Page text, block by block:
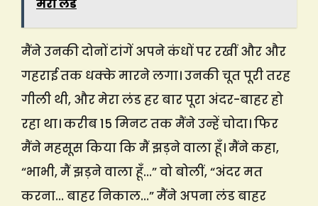
मेरा लंड
मैंने उनकी दोनों टांगें अपने कंधों पर रखीं और और
गहराई तक धक्के मारने लगा। उनकी चूत पूरी तरह
गीली थी, और मेरा लंड हर बार पूरा अंदर-बाहर हो
रहा था। करीब 15 मिनट तक मैंने उन्हें चोदा। फिर
मैंने महसूस किया कि मैं झड़ने वाला हूँ। मैंने कहा,
“भाभी, मैं झड़ने वाला हूँ…” वो बोलीं, “अंदर मत
करना… बाहर निकाल…” मैंने अपना लंड बाहर